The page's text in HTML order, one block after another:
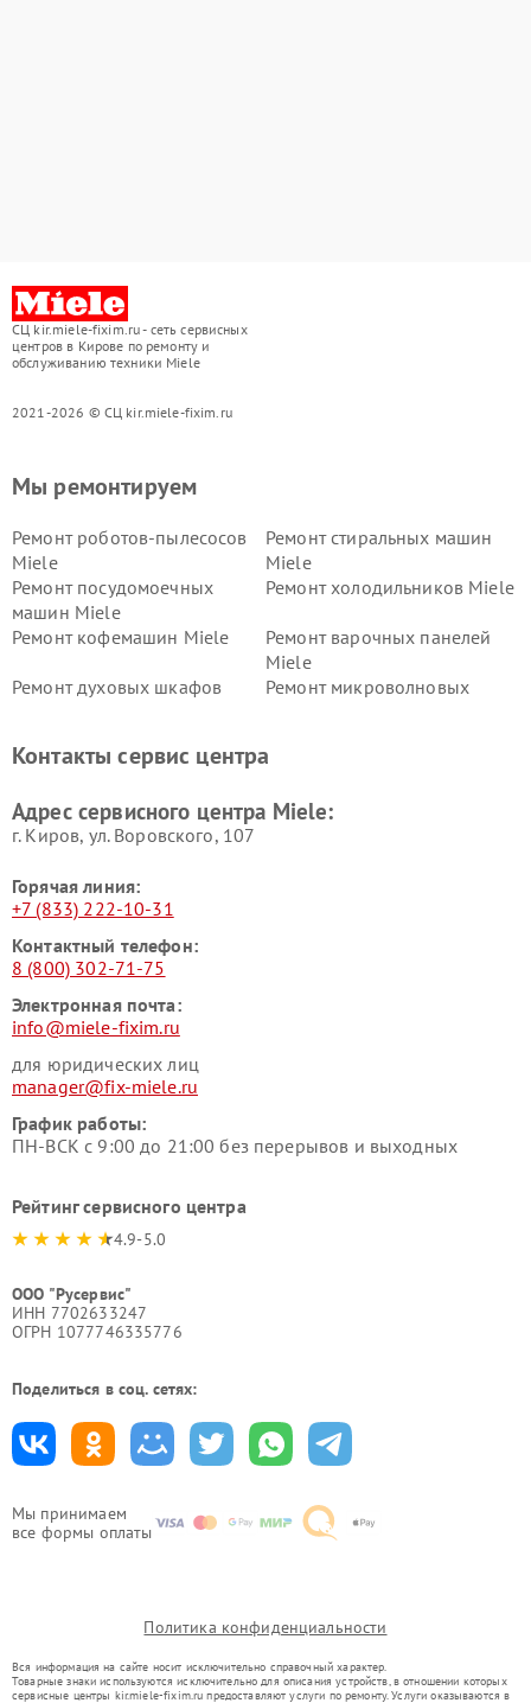
СЦ kir.miele-fixim.ru - сеть сервисных
центров в Кирове по ремонту и
обслуживанию техники Miele
2021-2026 © СЦ kir.miele-fixim.ru
Мы принимаем
все формы оплаты
Мы ремонтируем
Ремонт роботов-пылесосов
Miele
Ремонт стиральных машин
Miele
Ремонт посудомоечных
машин Miele
Ремонт холодильников Miele
Ремонт кофемашин Miele
Ремонт варочных панелей
Miele
Ремонт духовых шкафов
Ремонт микроволновых
Miele
Miele
пылесосов Miele
Контакты сервис центра
Адрес сервисного центра Miele:
г. Киров, ул. Воровского, 107
Горячая линия:
+7 (833) 222-10-31
Контактный телефон:
8 (800) 302-71-75
Электронная почта:
info@miele-fixim.ru
для юридических лиц
manager@fix-miele.ru
График работы:
ПН-ВСК с 9:00 до 21:00 без перерывов и выходных
Рейтинг сервисного центра
4.9-5.0
ООО "Русервис"
ИНН 7702633247
ОГРН 1077746335776
Поделиться в соц. сетях:
Политика конфиденциальности
Вся информация на сайте носит исключительно справочный характер.
Товарные знаки используются исключительно для описания устройств, в отношении которых
сервисные центры kir.miele-fixim.ru предоставляют услуги по ремонту. Услуги оказываются в